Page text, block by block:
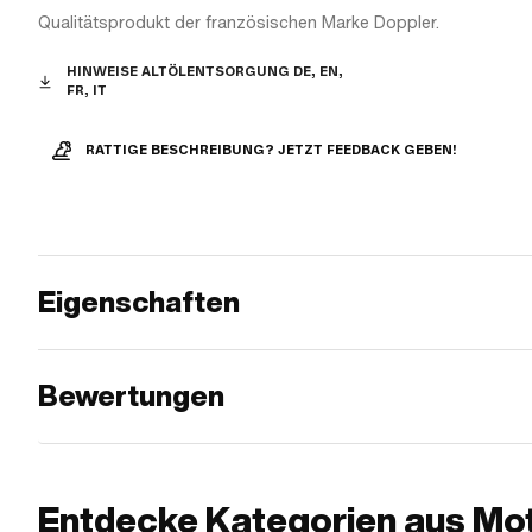
Qualitätsprodukt der französischen Marke Doppler.
HINWEISE ALTÖLENTSORGUNG DE, EN,
FR, IT
RATTIGE BESCHREIBUNG? JETZT FEEDBACK GEBEN!
Eigenschaften
Bewertungen
Entdecke Kategorien aus